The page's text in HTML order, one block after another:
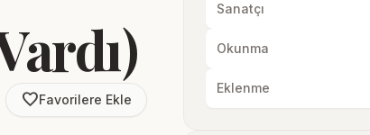
favorite_borderFavorilere Ekle
Sanatçı
Okunma
Eklenme